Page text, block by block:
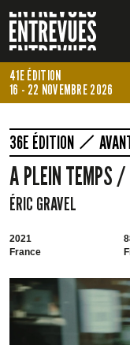
41E ÉDITION
16 - 22 NOVEMBRE 2026
36E ÉDITION
A PLEIN TEMPS /
ÉRIC GRAVEL
2021
France